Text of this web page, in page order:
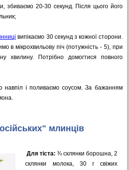
збиваємо 20-30 секунд. Після цього його
випікаємо 30 секунд з кожної сторони.
в мікрохвильову піч (потужність - 5), при
хвилину. Потрібно домогтися повного
навпіл і поливаємо соусом. За бажанням
млинців
Для тіста: ¾ склянки борошна, 2
склянки молока, 30 г свіжих